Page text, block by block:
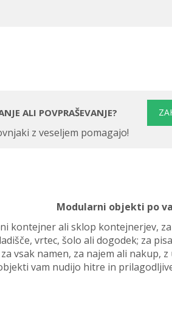
ALI POVPRAŠEVANJE?
z veseljem pomagajo!
Modularni objekti po
kontejner ali sklop kontejnerjev,
vrtec, šolo ali dogodek; za
vsak namen, za najem ali
vam nudijo hitre in